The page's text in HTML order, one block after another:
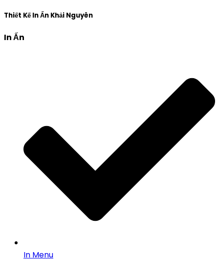
Thiết Kế In Ấn Khải Nguyên
In Ấn
In Menu